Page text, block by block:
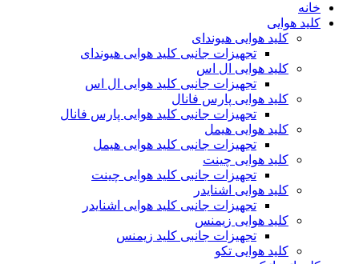
خانه
کلید هوایی
کلید هوایی هیوندای
تجهیزات جانبی کلید هوایی هیوندای
کلید هوایی ال اس
تجهیزات جانبی کلید هوایی ال اس
کلید هوایی پارس فانال
تجهیزات جانبی کلید هوایی پارس فانال
کلید هوایی هیمل
تجهیزات جانبی کلید هوایی هیمل
کلید هوایی چینت
تجهیزات جانبی کلید هوایی چینت
کلید هوایی اشنایدر
تجهیزات جانبی کلید هوایی اشنایدر
کلید هوایی زیمنس
تجهیزات جانبی کلید زیمنس
کلید هوایی تکو